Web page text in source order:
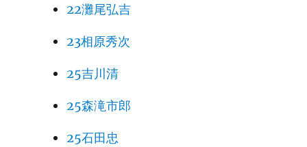
22灘尾弘吉
23相原秀次
25吉川清
25森滝市郎
25石田忠